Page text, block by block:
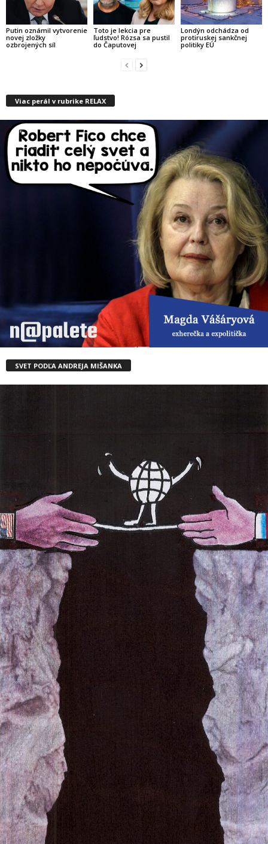
Putin oznámil vytvorenie
novej zložky
ozbrojených síl
Toto je lekcia pre
ľudstvo! Rózsa sa pustil
do Čaputovej
Londýn odchádza od
protiruskej sankčnej
politiky EÚ
Viac perál v rubrike RELAX
SVET PODĽA ANDREJA MIŠANKA